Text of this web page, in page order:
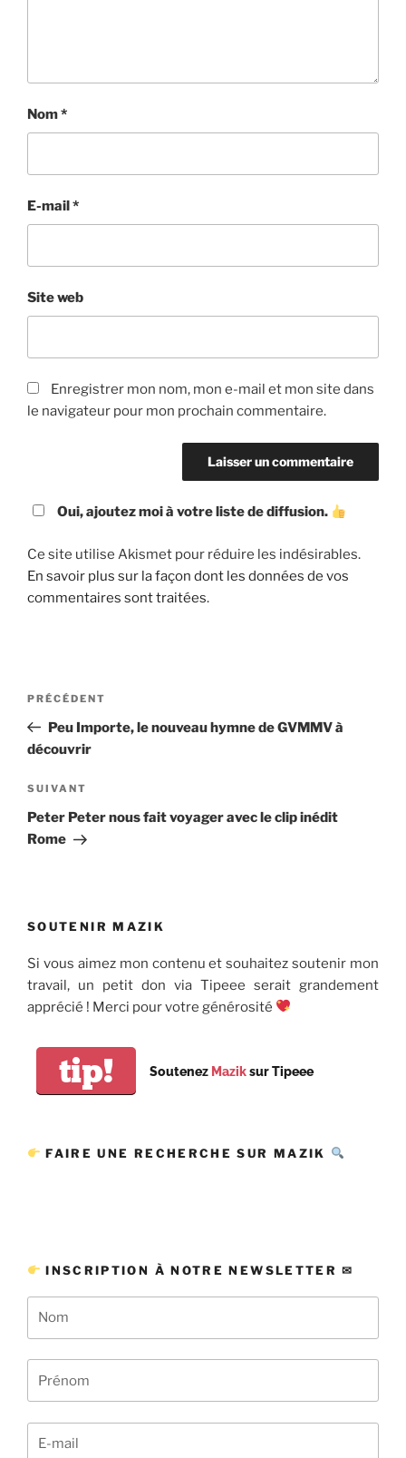
Nom*
E-mail*
Site web
Enregistrer mon nom, mon e-mail et mon site dans
le navigateur pour mon prochain commentaire.
Oui, ajoutez moi à votre liste de diffusion.
Ce site utilise Akismet pour réduire les indésirables.
En savoir plus sur la façon dont les données de vos
commentaires sont traitées.
Navigation
l’article
Article
précédent
PRÉCÉDENT
Peu Importe, le nouveau hymne de GVMMV à
découvrir
Article
suivant
SUIVANT
Peter Peter nous fait voyager avec le clip inédit
Rome
SOUTENIR MAZIK
Si vous aimez mon contenu et souhaitez soutenir mon
travail, un petit don via Tipeee serait grandement
apprécié ! Merci pour votre générosité
tip! Soutenez Maziksur Tipeee
FAIRE UNE RECHERCHE SUR MAZIK
INSCRIPTION À NOTRE NEWSLETTER ✉